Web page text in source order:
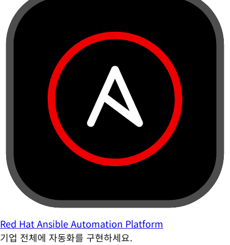
Red Hat Ansible Automation Platform
기업 전체에 자동화를 구현하세요.